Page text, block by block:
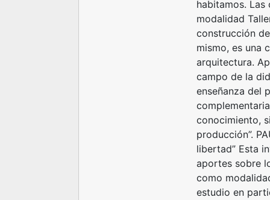
habitamos.
modalidad
construcción
mismo, es una
arquitectura.
campo de la
enseñanza del
conocimiento,
producción”.
libertad” Esta
aportes sobre
como
estudio en